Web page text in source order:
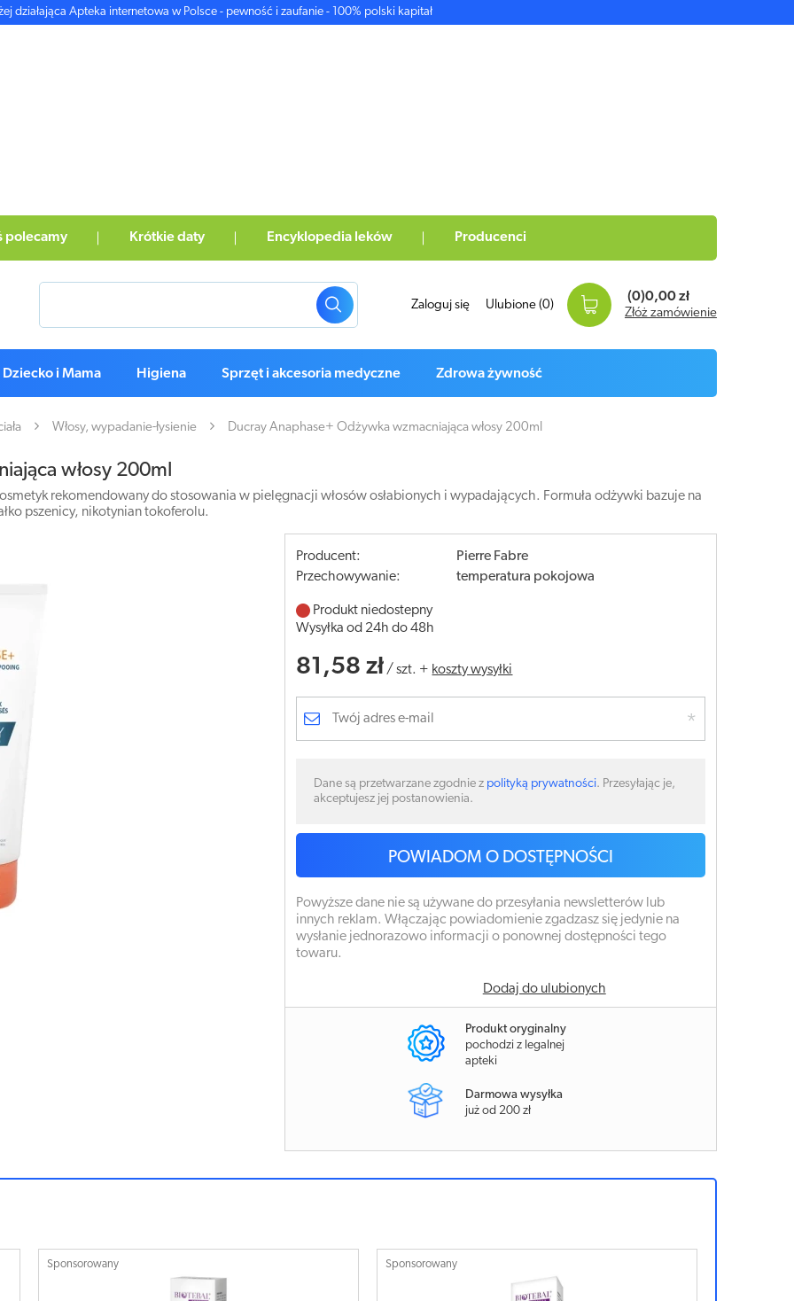
działająca Apteka internetowa w Polsce - pewność i zaufanie - 100% polski kapitał
polecamy Krótkie daty Encyklopedia leków Producenci
Zaloguj się Ulubione (0)
(0)0,00 zł
Złóż zamówienie
Dziecko i Mama Higiena Sprzęt i akcesoria medyczne Zdrowa żywność
Włosy, wypadanie-łysienie Ducray Anaphase+ Odżywka wzmacniająca włosy 200ml
włosy 200ml
rekomendowany do stosowania w pielęgnacji włosów osłabionych i wypadających. Formuła odżywki bazuje na
pszenicy, nikotynian tokoferolu.
Producent:
Pierre Fabre
Przechowywanie:
temperatura pokojowa
Produkt niedostepny
Wysyłka od 24h do 48h
81,58 zł /szt. + koszty wysyłki
Dane są przetwarzane zgodnie z polityką prywatności. Przesyłając je,
akceptujesz jej postanowienia.
POWIADOM O DOSTĘPNOŚCI
Powyższe dane nie są używane do przesyłania newsletterów lub
innych reklam. Włączając powiadomienie zgadzasz się jedynie na
wysłanie jednorazowo informacji o ponownej dostępności tego
towaru.
Dodaj do ulubionych
Produkt oryginalny
pochodzi z legalnej
apteki
Darmowa wysyłka
już od 200 zł
Sponsorowany Sponsorowany